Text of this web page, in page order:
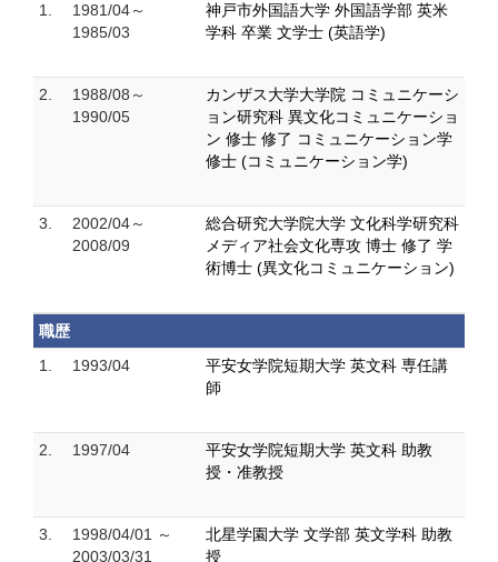
1.
1981/04～
1985/03
神戸市外国語大学 外国語学部 英米
学科 卒業 文学士 (英語学)
2.
1988/08～
1990/05
カンザス大学大学院 コミュニケーシ
ョン研究科 異文化コミュニケーショ
ン 修士 修了 コミュニケーション学
修士 (コミュニケーション学)
3.
2002/04～
2008/09
総合研究大学院大学 文化科学研究科
メディア社会文化専攻 博士 修了 学
術博士 (異文化コミュニケーション)
職歴
1.
1993/04
平安女学院短期大学 英文科 専任講
師
2. 1997/04
平安女学院短期大学 英文科 助教
授・准教授
3.
1998/04/01 ～
2003/03/31
北星学園大学 文学部 英文学科 助教
授